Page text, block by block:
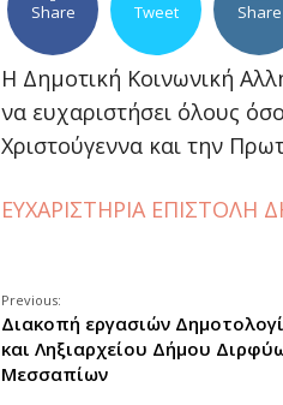
Share Tweet Share
Η Δημοτική Κοινωνική
να ευχαριστήσει όλους
Χριστούγεννα και την
ΕΥΧΑΡΙΣΤΗΡΙΑ ΕΠΙΣΤΟΛΗ
Previous:
Διακοπή εργασιών
και Ληξιαρχείου Δήμου
Μεσσαπίων